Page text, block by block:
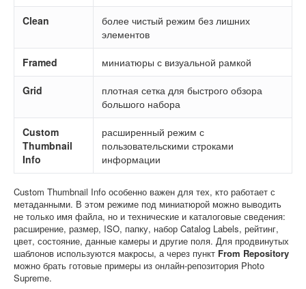
Clean
более чистый режим без лишних
элементов
Framed миниатюры с визуальной рамкой
Grid
плотная сетка для быстрого обзора
большого набора
Custom
Thumbnail
Info
расширенный режим с
пользовательскими строками
информации
Custom Thumbnail Info особенно важен для тех, кто работает с
метаданными. В этом режиме под миниатюрой можно выводить
не только имя файла, но и технические и каталоговые сведения:
расширение, размер, ISO, папку, набор Catalog Labels, рейтинг,
цвет, состояние, данные камеры и другие поля. Для продвинутых
шаблонов используются макросы, а через пункт From Repository
можно брать готовые примеры из онлайн-репозитория Photo
Supreme.